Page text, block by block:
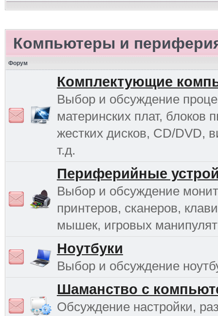
Компьютеры и
Форум
Комплектующие
Выбор и обсуждение
материнских плат, блоков
жестких дисков, CD/DVD,
т.д.
Периферийные
Выбор и обсуждение
принтеров, сканеров,
мышек, игровых
Ноутбуки
Выбор и обсуждение
Шаманство с
Обсуждение настройки,